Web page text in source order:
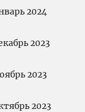
2024
2023
2023
2023